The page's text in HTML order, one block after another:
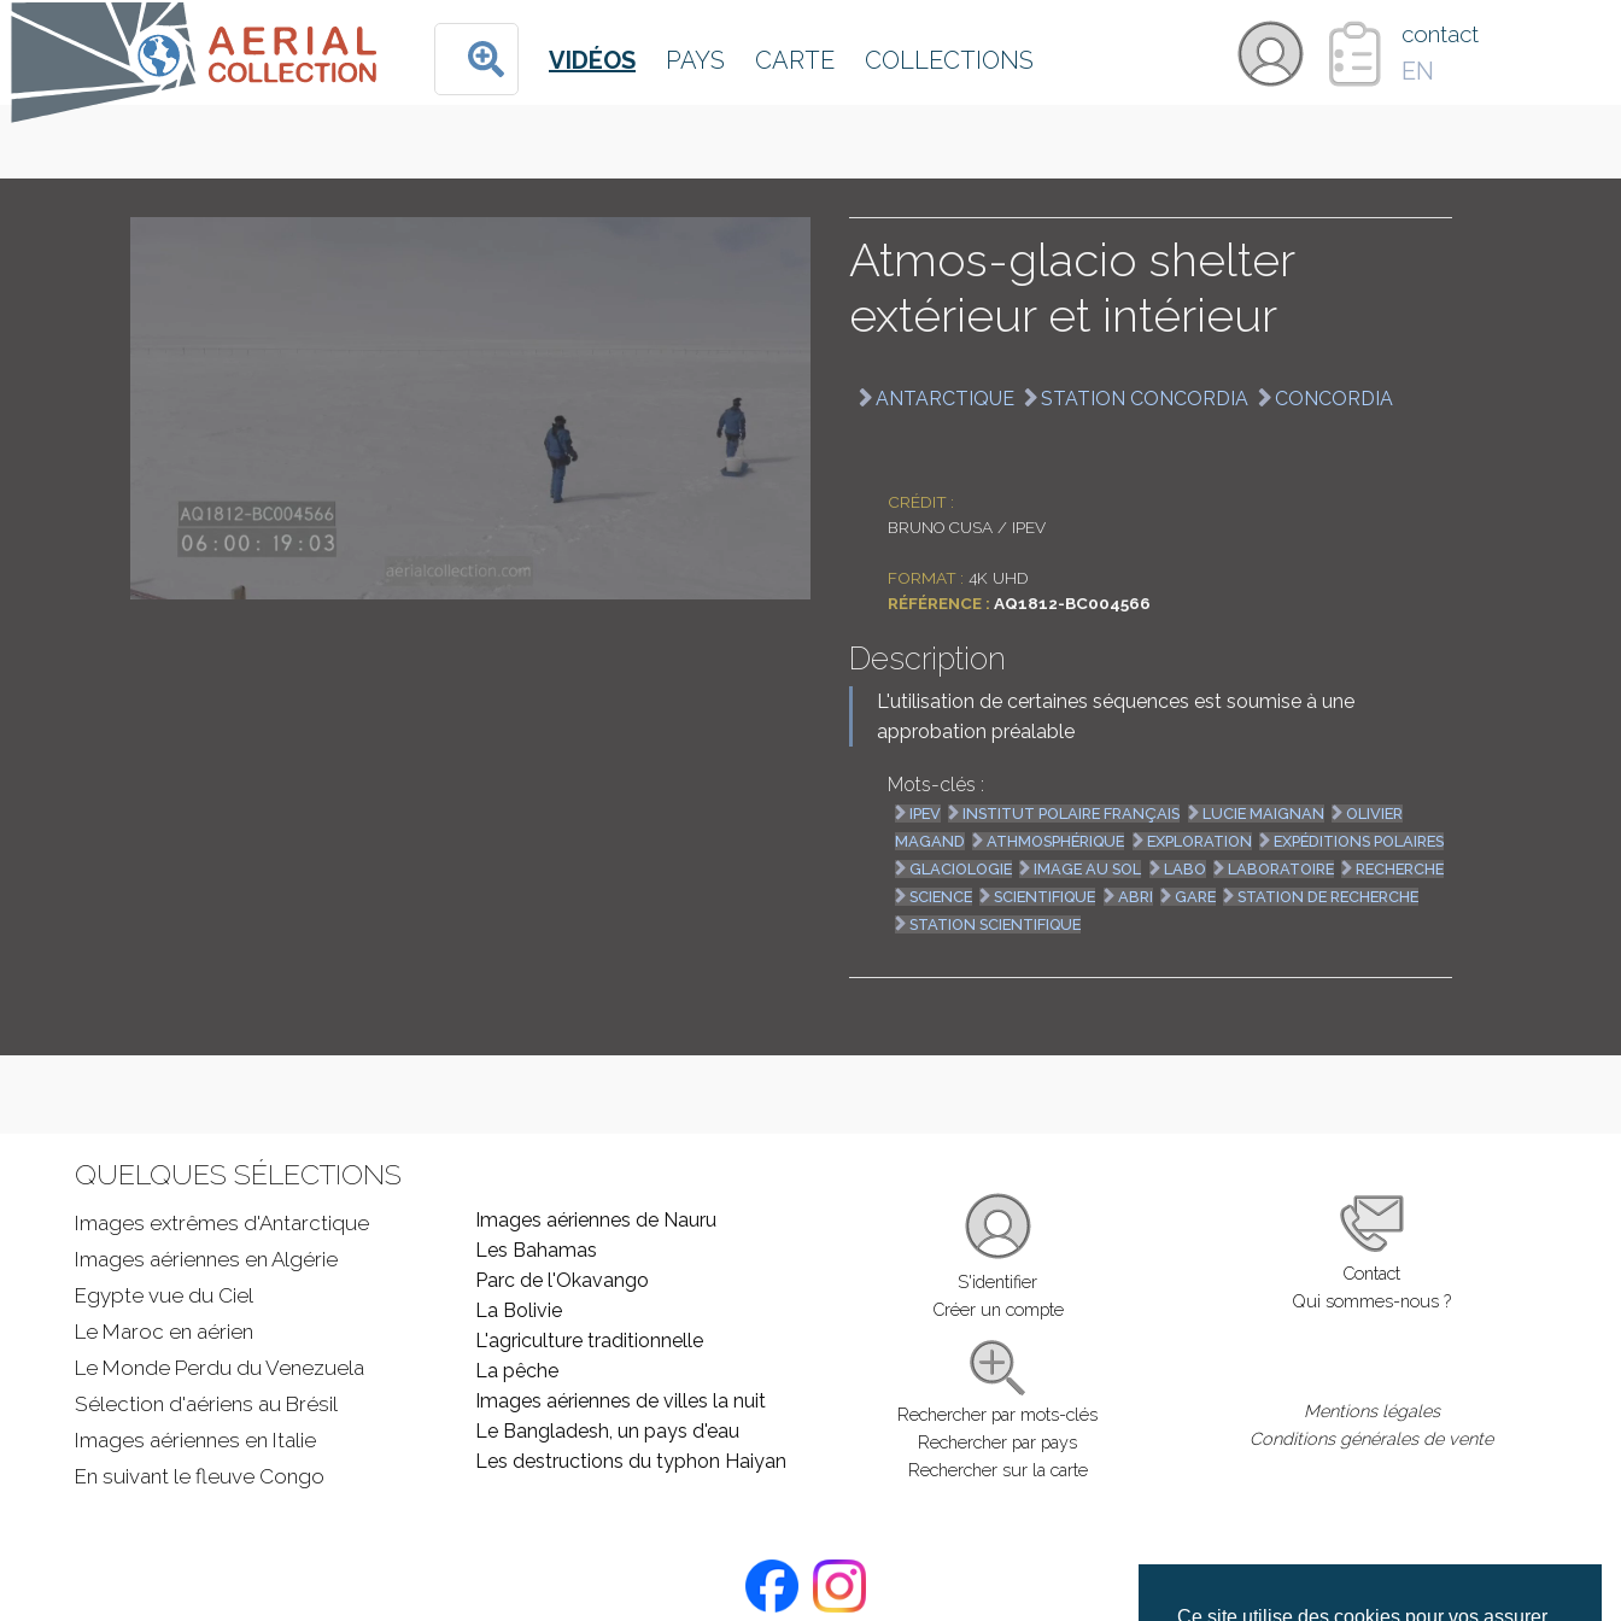
VIDÉOS PAYS CARTE COLLECTIONS
contact
EN
COLLECTIONS
Atmos-glacio shelter
extérieur et intérieur
ANTARCTIQUE STATION CONCORDIA CONCORDIA
CRÉDIT :
BRUNO CUSA / IPEV
FORMAT : 4K UHD
RÉFÉRENCE : AQ1812-BC004566
Description
L'utilisation de certaines séquences est soumise à une
approbation préalable
Mots-clés :
IPEV INSTITUT POLAIRE FRANÇAIS LUCIE MAIGNAN
OLIVIER
MAGAND
ATHMOSPHÉRIQUE EXPLORATION
EXPÉDITIONS POLAIRES
GLACIOLOGIE
IMAGE AU SOL LABO LABORATOIRE
RECHERCHE
SCIENCE
SCIENTIFIQUE ABRI GARE
STATION DE RECHERCHE
STATION SCIENTIFIQUE
QUELQUES SÉLECTIONS
Images extrêmes d'Antarctique
Images aériennes en Algérie
Egypte vue du Ciel
Le Maroc en aérien
Le Monde Perdu du Venezuela
Sélection d'aériens au Brésil
Images aériennes en Italie
En suivant le fleuve Congo
Images aériennes de Nauru
Les Bahamas
Parc de l'Okavango
La Bolivie
L'agriculture traditionnelle
La pêche
Images aériennes de villes la nuit
Le Bangladesh, un pays d'eau
Les destructions du typhon Haiyan
S'identifier
Créer un compte
Rechercher par mots-clés
Rechercher par pays
Rechercher sur la carte
Contact
Qui sommes-nous ?
Mentions légales
Conditions générales de vente